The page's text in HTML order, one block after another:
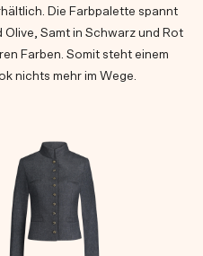
Die Farbpalette spannt
Samt in Schwarz und Rot
Farben. Somit steht einem
nichts mehr im Wege.